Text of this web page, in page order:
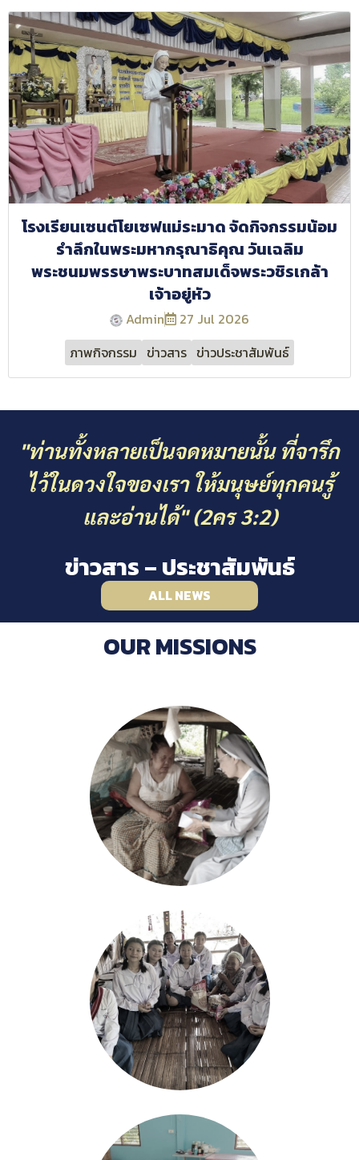
โรงเรียนเซนต์โยเซฟแม่ระมาด จัดกิจกรรมน้อม
รำลึกในพระมหากรุณาธิคุณ วันเฉลิม
พระชนมพรรษาพระบาทสมเด็จพระวชิรเกล้า
เจ้าอยู่หัว
Admin
27 Jul 2026
ภาพกิจกรรม ข่าวสาร ข่าวประชาสัมพันธ์
"ท่านทั้งหลายเป็นจดหมายนั้น ที่จารึก
ไว้ในดวงใจของเรา ให้มนุษย์ทุกคนรู้
และอ่านได้" (2คร 3:2)
ข่าวสาร – ประชาสัมพันธ์
ALL NEWS
OUR MISSIONS